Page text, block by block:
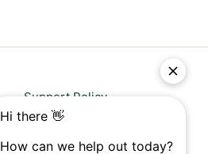
Support Policy
Website terms of use
Trust center